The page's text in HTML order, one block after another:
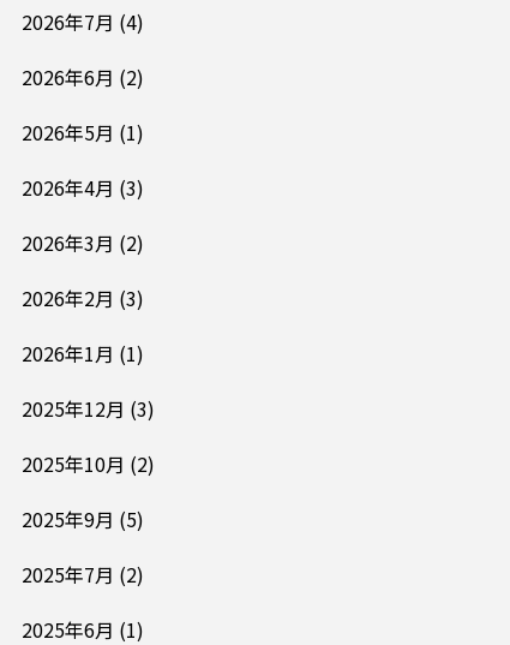
2026年7月 (4)
2026年6月 (2)
2026年5月 (1)
2026年4月 (3)
2026年3月 (2)
2026年2月 (3)
2026年1月 (1)
2025年12月 (3)
2025年10月 (2)
2025年9月 (5)
2025年7月 (2)
2025年6月 (1)